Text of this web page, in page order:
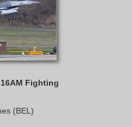
Fighting
(BEL)